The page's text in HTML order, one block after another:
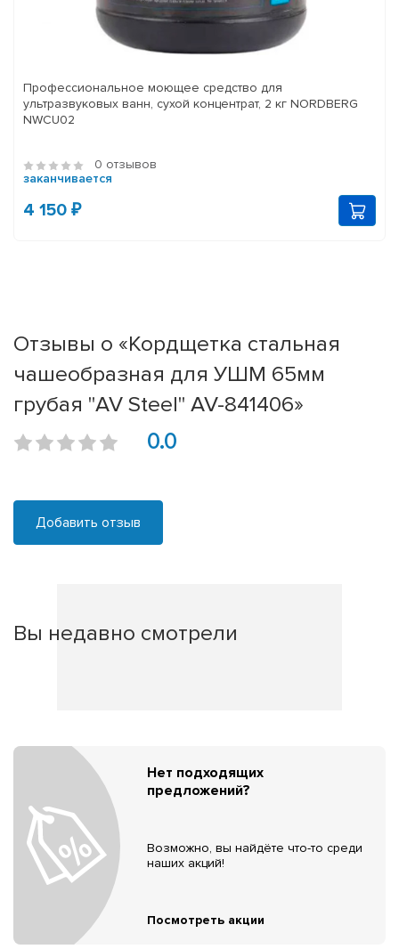
Профессиональное моющее средство для
ультразвуковых ванн, сухой концентрат, 2 кг NORDBERG
NWCU02
0 отзывов
заканчивается
4 150 ₽
Отзывы о «Кордщетка стальная
чашеобразная для УШМ 65мм
грубая "AV Steel" AV-841406»
0.0
Добавить отзыв
Вы недавно смотрели
Нет подходящих
предложений?
Возможно, вы найдёте что-то среди
наших акций!
Посмотреть акции